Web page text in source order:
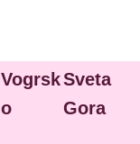
Vogrsk
o
Sveta
Gora